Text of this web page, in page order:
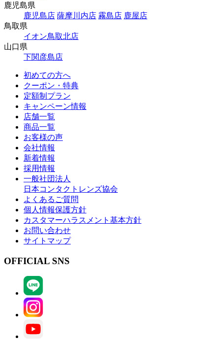
鹿児島県
鹿児島店 薩摩川内店 霧島店 鹿屋店
鳥取県
イオン鳥取北店
山口県
下関彦島店
初めての方へ
クーポン・特典
定額制プラン
キャンペーン情報
店舗一覧
商品一覧
お客様の声
会社情報
新着情報
採用情報
一般社団法人
日本コンタクトレンズ協会
よくあるご質問
個人情報保護方針
カスタマーハラスメント基本方針
お問い合わせ
サイトマップ
OFFICIAL SNS